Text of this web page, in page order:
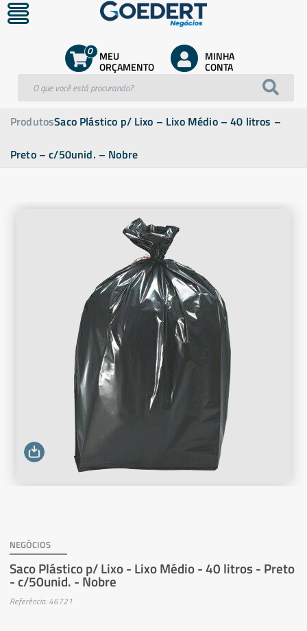
MEU
ORÇAMENTO
0 MINHA
CONTA
ProdutosSaco Plástico p/ Lixo – Lixo Médio – 40 litros –
Preto – c/50unid. – Nobre
NEGÓCIOS
Saco Plástico p/ Lixo - Lixo Médio - 40 litros - Preto
- c/50unid. - Nobre
Referência: 46721